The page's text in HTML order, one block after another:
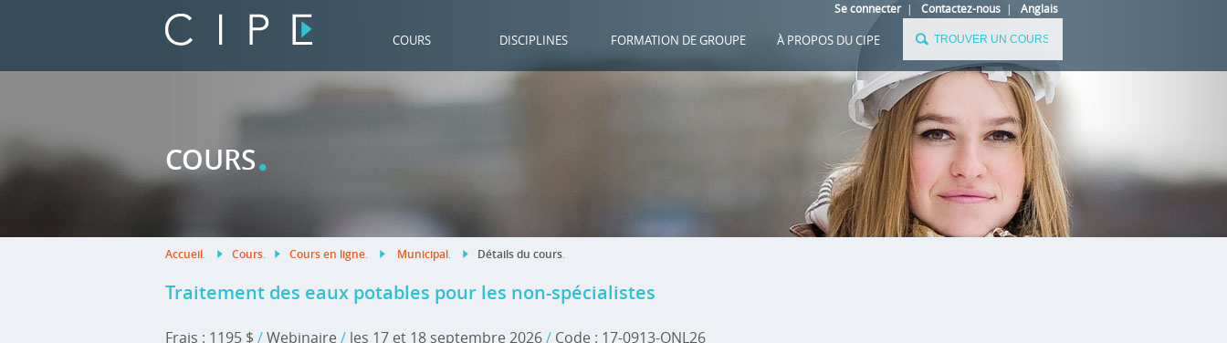
Se connecter| Contactez-nous| Anglais
COURS DISCIPLINES FORMATION DE GROUPE À PROPOS DU CIPE
COURS.
Accueil. Cours. Cours en ligne. Municipal. Détails du cours.
Traitement des eaux potables pour les non-spécialistes
Frais : 1195 $ /Webinaire /les 17 et 18 septembre 2026/ Code : 17-0913-ONL26